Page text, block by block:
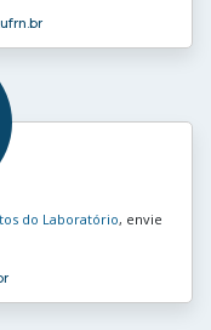
do Laboratório, envie